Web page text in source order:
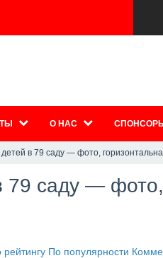
О НАС
в 79 саду — фото,
саду — фото,
рейтингу По популярности